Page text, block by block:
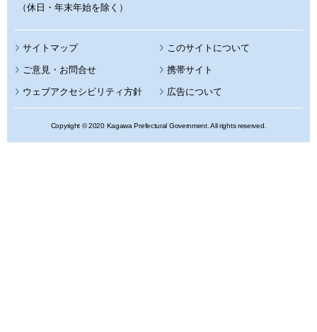
（休日・年末年始を除く）
サイトマップ このサイトについて
携帯サイト
ウェブアクセシビリティ方針 広告について
Copyright © 2020 Kagawa Prefectural Government. All rights reserved.